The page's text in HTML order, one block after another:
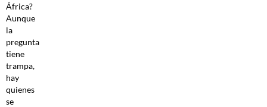
África?
Aunque
la
pregunta
tiene
trampa,
hay
quienes
se